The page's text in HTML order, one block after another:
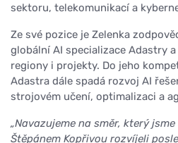
sektoru, telekomunikací a
Ze své pozice je Zelenka
globální AI specializace Adastry
regiony i projekty. Do jeho
Adastra dále spadá rozvoj AI
strojovém učení, optimalizaci a
„Navazujeme na směr, který
Štěpánem Kopřivou rozvíjeli